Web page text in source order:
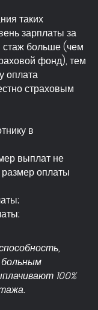
таких
зарплаты за
стаж больше (чем
фонд), тем
оплата
страховым
в
выплат не
оплаты
100%